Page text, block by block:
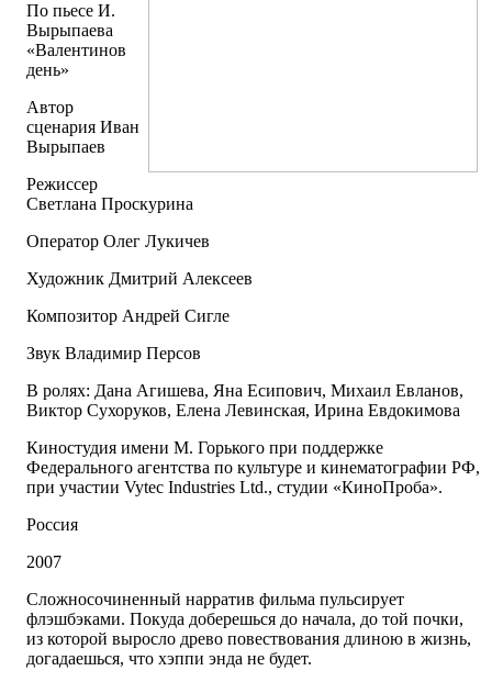
По пьесе И.
Вырыпаева
«Валентинов
день»
Автор
сценария Иван
Вырыпаев
Режиссер
Светлана Проскурина
Оператор Олег Лукичев
Художник Дмитрий Алексеев
Композитор Андрей Сигле
Звук Владимир Персов
В ролях: Дана Агишева, Яна Есипович, Михаил Евланов,
Виктор Сухоруков, Елена Левинская, Ирина Евдокимова
Киностудия имени М. Горького при поддержке
Федерального агентства по культуре и кинематографии РФ,
при участии Vytec Industries Ltd., студии «КиноПроба».
Россия
2007
Сложносочиненный нарратив фильма пульсирует
флэшбэками. Покуда доберешься до начала, до той почки,
из которой выросло древо повествования длиною в жизнь,
догадаешься, что хэппи энда не будет.